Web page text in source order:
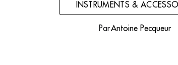
INSTRUMENTS &
ParAntoine Pecqueur